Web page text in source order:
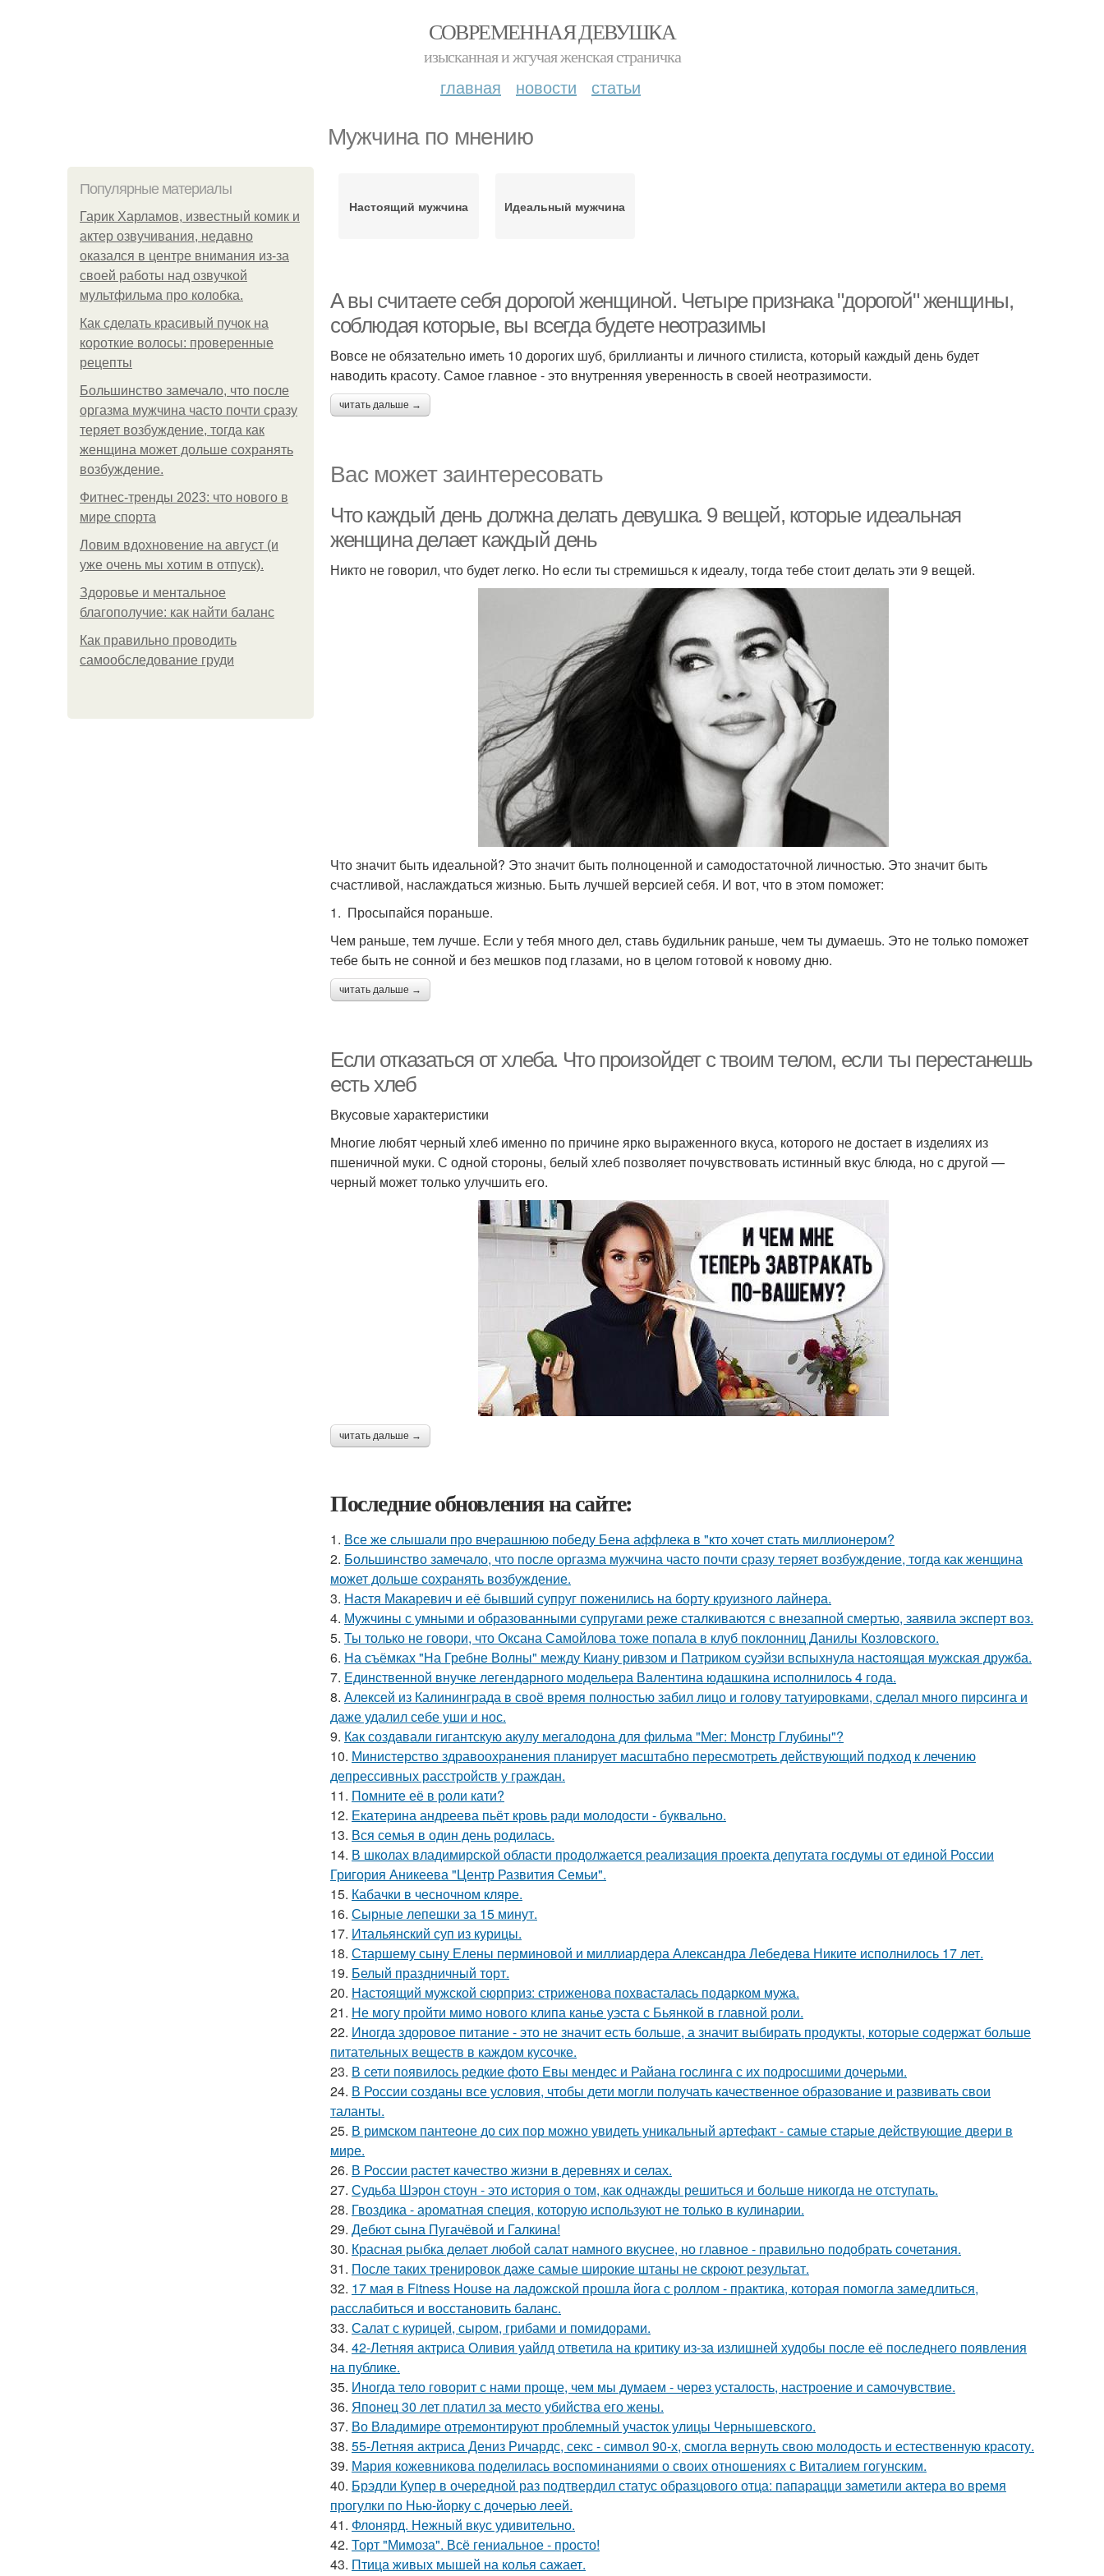
СОВРЕМЕННАЯ ДЕВУШКА
изысканная и жгучая женская страничка
главная новости статьи
Мужчина по мнению
Популярные материалы
Гарик Харламов, известный комик и
актер озвучивания, недавно
оказался в центре внимания из-за
своей работы над озвучкой
мультфильма про колобка.
Как сделать красивый пучок на
короткие волосы: проверенные
рецепты
Большинство замечало, что после
оргазма мужчина часто почти сразу
теряет возбуждение, тогда как
женщина может дольше сохранять
возбуждение.
Фитнес-тренды 2023: что нового в
мире спорта
Ловим вдохновение на август (и
уже очень мы хотим в отпуск).
Здоровье и ментальное
благополучие: как найти баланс
Как правильно проводить
самообследование груди
Настоящий мужчина Идеальный мужчина
А вы считаете себя дорогой женщиной. Четыре признака "дорогой" женщины,
соблюдая которые, вы всегда будете неотразимы
Вовсе не обязательно иметь 10 дорогих шуб, бриллианты и личного стилиста, который каждый день будет
наводить красоту. Самое главное - это внутренняя уверенность в своей неотразимости.
читать дальше →
Вас может заинтересовать
Что каждый день должна делать девушка. 9 вещей, которые идеальная
женщина делает каждый день
Никто не говорил, что будет легко. Но если ты стремишься к идеалу, тогда тебе стоит делать эти 9 вещей.
Что значит быть идеальной? Это значит быть полноценной и самодостаточной личностью. Это значит быть
счастливой, наслаждаться жизнью. Быть лучшей версией себя. И вот, что в этом поможет:
1. Просыпайся пораньше.
Чем раньше, тем лучше. Если у тебя много дел, ставь будильник раньше, чем ты думаешь. Это не только поможет
тебе быть не сонной и без мешков под глазами, но в целом готовой к новому дню.
читать дальше →
Если отказаться от хлеба. Что произойдет с твоим телом, если ты перестанешь
есть хлеб
Вкусовые характеристики
Многие любят черный хлеб именно по причине ярко выраженного вкуса, которого не достает в изделиях из
пшеничной муки. С одной стороны, белый хлеб позволяет почувствовать истинный вкус блюда, но с другой —
черный может только улучшить его.
читать дальше →
Последние обновления на сайте:
1. Все же слышали про вчерашнюю победу Бена аффлека в "кто хочет стать миллионером?
2. Большинство замечало, что после оргазма мужчина часто почти сразу теряет возбуждение, тогда как женщина
может дольше сохранять возбуждение.
3. Настя Макаревич и её бывший супруг поженились на борту круизного лайнера.
4. Мужчины с умными и образованными супругами реже сталкиваются с внезапной смертью, заявила эксперт воз.
5. Ты только не говори, что Оксана Самойлова тоже попала в клуб поклонниц Данилы Козловского.
6. На съёмках "На Гребне Волны" между Киану ривзом и Патриком суэйзи вспыхнула настоящая мужская дружба.
7. Единственной внучке легендарного модельера Валентина юдашкина исполнилось 4 года.
8. Алексей из Калининграда в своё время полностью забил лицо и голову татуировками, сделал много пирсинга и
даже удалил себе уши и нос.
9. Как создавали гигантскую акулу мегалодона для фильма "Мег: Монстр Глубины"?
10. Министерство здравоохранения планирует масштабно пересмотреть действующий подход к лечению
депрессивных расстройств у граждан.
11. Помните её в роли кати?
12. Екатерина андреева пьёт кровь ради молодости - буквально.
13. Вся семья в один день родилась.
14. В школах владимирской области продолжается реализация проекта депутата госдумы от единой России
Григория Аникеева "Центр Развития Семьи".
15. Кабачки в чесночном кляре.
16. Сырные лепешки за 15 минут.
17. Итальянский суп из курицы.
18. Старшему сыну Елены перминовой и миллиардера Александра Лебедева Никите исполнилось 17 лет.
19. Белый праздничный торт.
20. Настоящий мужской сюрприз: стриженова похвасталась подарком мужа.
21. Не могу пройти мимо нового клипа канье уэста с Бьянкой в главной роли.
22. Иногда здоровое питание - это не значит есть больше, а значит выбирать продукты, которые содержат больше
питательных веществ в каждом кусочке.
23. В сети появилось редкие фото Евы мендес и Райана гослинга с их подросшими дочерьми.
24. В России созданы все условия, чтобы дети могли получать качественное образование и развивать свои
таланты.
25. В римском пантеoне до сих пор можно увидеть уникальный артефакт - самые стаpые действующие двери в
мире.
26. В России растет качество жизни в деревнях и селах.
27. Судьба Шэрон стоун - это история о том, как однажды решиться и больше никогда не отступать.
28. Гвоздика - ароматная специя, которую используют не только в кулинарии.
29. Дебют сына Пугачёвой и Галкина!
30. Красная рыбка делает любой салат намного вкуснее, но главное - правильно подобрать сочетания.
31. После таких тренировок даже самые широкие штаны не скроют результат.
32. 17 мая в Fitness House на ладожской прошла йога с роллом - практика, которая помогла замедлиться,
расслабиться и восстановить баланс.
33. Салат с курицей, сыром, грибами и помидорами.
34. 42-Летняя актриса Оливия уайлд ответила на критику из-за излишней худобы после её последнего появления
на публике.
35. Иногда тело говорит с нами проще, чем мы думаем - через усталость, настроение и самочувствие.
36. Японец 30 лет платил за место убийства его жены.
37. Во Владимире отремонтируют проблемный участок улицы Чернышевского.
38. 55-Летняя актриса Дениз Ричардс, секс - символ 90-х, смогла вернуть свою молодость и естественную красоту.
39. Мария кожевникова поделилась воспоминаниями о своих отношениях с Виталием гогунским.
40. Брэдли Купер в очередной раз подтвердил статус образцового отца: папарацци заметили актера во время
прогулки по Нью-йорку с дочерью леей.
41. Флонярд. Нежный вкус удивительно.
42. Торт "Мимоза". Всё гениальное - просто!
43. Птица живых мышей на колья сажает.